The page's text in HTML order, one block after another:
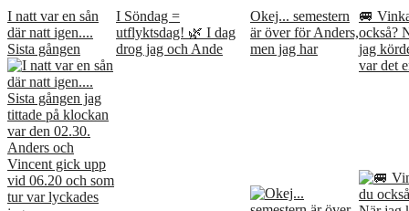
I natt var en sån
där natt igen....
Sista gången
I Söndag =
utflyktsdag! 🌿 I dag
drog jag och Ande
Okej... semestern
är över för Anders,
men jag har
🚐
också?
jag
var det